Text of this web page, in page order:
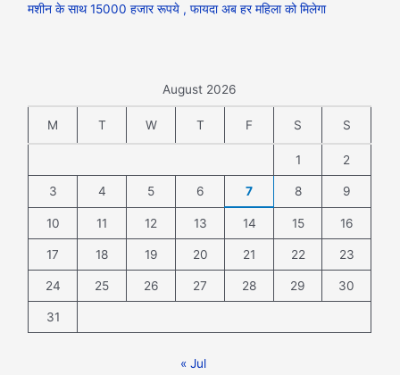
मशीन के साथ 15000 हजार रूपये , फायदा अब हर महिला को मिलेगा
August 2026
M T W T F S S
1 2
3 4 5 6 7 8 9
10 11 12 13 14 15 16
17 18 19 20 21 22 23
24 25 26 27 28 29 30
31
« Jul